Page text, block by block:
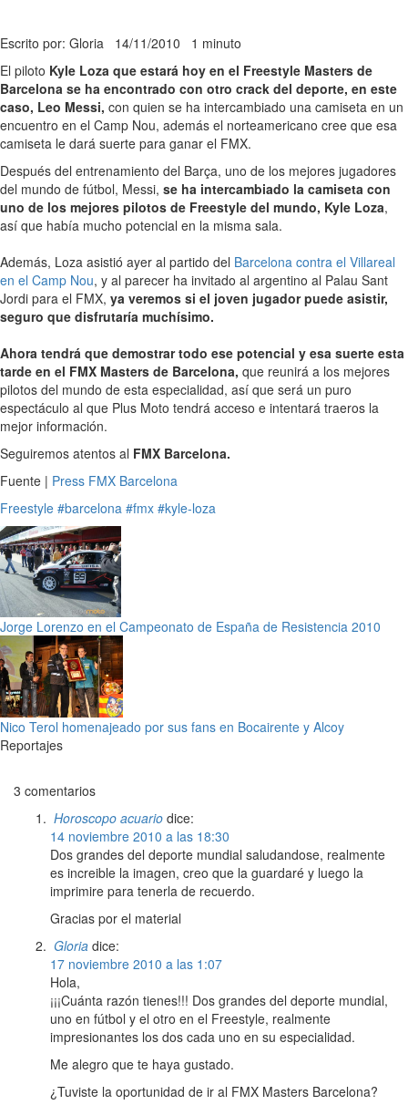
Escrito por: Gloria 14/11/2010 1 minuto
El piloto Kyle Loza que estará hoy en el Freestyle Masters de
Barcelona se ha encontrado con otro crack del deporte, en este
caso, Leo Messi, con quien se ha intercambiado una camiseta en un
encuentro en el Camp Nou, además el norteamericano cree que esa
camiseta le dará suerte para ganar el FMX.
Después del entrenamiento del Barça, uno de los mejores jugadores
del mundo de fútbol, Messi, se ha intercambiado la camiseta con
uno de los mejores pilotos de Freestyle del mundo, Kyle Loza,
así que había mucho potencial en la misma sala.
Además, Loza asistió ayer al partido del Barcelona contra el Villareal
en el Camp Nou, y al parecer ha invitado al argentino al Palau Sant
Jordi para el FMX, ya veremos si el joven jugador puede asistir,
seguro que disfrutaría muchísimo.
Ahora tendrá que demostrar todo ese potencial y esa suerte esta
tarde en el FMX Masters de Barcelona, que reunirá a los mejores
pilotos del mundo de esta especialidad, así que será un puro
espectáculo al que Plus Moto tendrá acceso e intentará traeros la
mejor información.
Seguiremos atentos al FMX Barcelona.
Fuente | Press FMX Barcelona
Freestyle #barcelona #fmx #kyle-loza
Jorge Lorenzo en el Campeonato de España de Resistencia 2010
Nico Terol homenajeado por sus fans en Bocairente y Alcoy
Reportajes
3 comentarios
Horoscopo acuario dice:
14 noviembre 2010 a las 18:30
Dos grandes del deporte mundial saludandose, realmente
es increible la imagen, creo que la guardaré y luego la
imprimire para tenerla de recuerdo.
Gracias por el material
Gloria dice:
17 noviembre 2010 a las 1:07
Hola,
¡¡¡Cuánta razón tienes!!! Dos grandes del deporte mundial,
uno en fútbol y el otro en el Freestyle, realmente
impresionantes los dos cada uno en su especialidad.
Me alegro que te haya gustado.
¿Tuviste la oportunidad de ir al FMX Masters Barcelona?